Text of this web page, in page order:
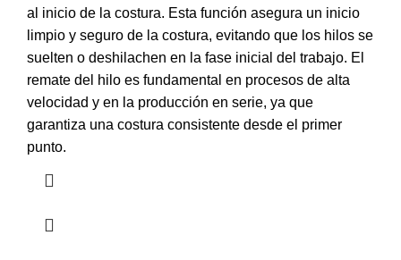
al inicio de la costura. Esta función asegura un inicio
limpio y seguro de la costura, evitando que los hilos se
suelten o deshilachen en la fase inicial del trabajo. El
remate del hilo es fundamental en procesos de alta
velocidad y en la producción en serie, ya que
garantiza una costura consistente desde el primer
punto.